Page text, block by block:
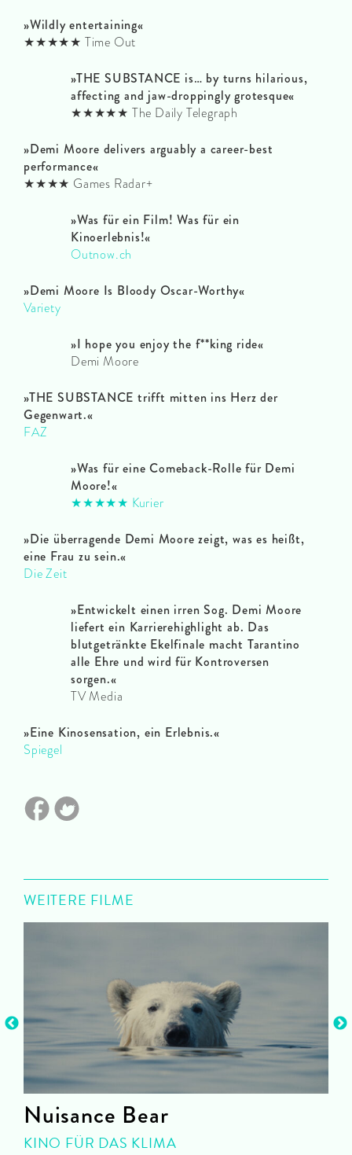
»Wildly entertaining«
★★★★★ Time Out
»THE SUBSTANCE is… by turns hilarious,
affecting and jaw-droppingly grotesque«
★★★★★ The Daily Telegraph
»Demi Moore delivers arguably a career-best
performance«
★★★★ Games Radar+
»Was für ein Film! Was für ein
Kinoerlebnis!«
Outnow.ch
»Demi Moore Is Bloody Oscar-Worthy«
Variety
»I hope you enjoy the f**king ride«
Demi Moore
»THE SUBSTANCE trifft mitten ins Herz der
Gegenwart.«
FAZ
»Was für eine Comeback-Rolle für Demi
Moore!«
★★★★★ Kurier
»Die überragende Demi Moore zeigt, was es heißt,
eine Frau zu sein.«
Die Zeit
»Entwickelt einen irren Sog. Demi Moore
liefert ein Karrierehighlight ab. Das
blutgetränkte Ekelfinale macht Tarantino
alle Ehre und wird für Kontroversen
sorgen.«
TV Media
»Eine Kinosensation, ein Erlebnis.«
Spiegel
WEITERE FILME
Nuisance Bear
KINO FÜR DAS KLIMA